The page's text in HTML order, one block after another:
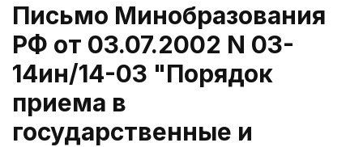
Письмо Минобразования
РФ от 03.07.2002 N 03-
14ин/14-03 "Порядок
приема в
государственные и